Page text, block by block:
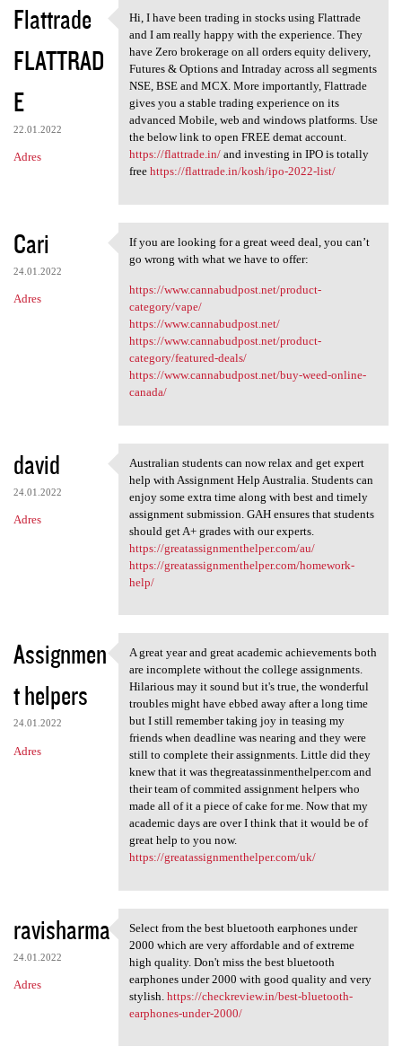
Flattrade
FLATTRAD
E
22.01.2022
Adres
Hi, I have been trading in
Hi, I have been trading in stocks using Flattrade
and I am really happy with the experience. They
have Zero brokerage on all orders equity delivery,
Futures & Options and Intraday across all segments
NSE, BSE and MCX. More importantly, Flattrade
gives you a stable trading experience on its
advanced Mobile, web and windows platforms. Use
the below link to open FREE demat account.
https://flattrade.in/and investing in IPO is totally
free https://flattrade.in/kosh/ipo-2022-list/
Cari
24.01.2022
Adres
If you are looking for a
If you are looking for a great weed deal, you can’t
go wrong with what we have to offer:
https://www.cannabudpost.net/product-
category/vape/
https://www.cannabudpost.net/
https://www.cannabudpost.net/product-
category/featured-deals/
https://www.cannabudpost.net/buy-weed-online-
canada/
david
24.01.2022
Adres
Australian students can now
Australian students can now relax and get expert
help with Assignment Help Australia. Students can
enjoy some extra time along with best and timely
assignment submission. GAH ensures that students
should get A+ grades with our experts.
https://greatassignmenthelper.com/au/
https://greatassignmenthelper.com/homework-
help/
Assignmen
t helpers
24.01.2022
Adres
A great year and great
A great year and great academic achievements both
are incomplete without the college assignments.
Hilarious may it sound but it's true, the wonderful
troubles might have ebbed away after a long time
but I still remember taking joy in teasing my
friends when deadline was nearing and they were
still to complete their assignments. Little did they
knew that it was thegreatassinmenthelper.com and
their team of commited assignment helpers who
made all of it a piece of cake for me. Now that my
academic days are over I think that it would be of
great help to you now.
https://greatassignmenthelper.com/uk/
ravisharma
24.01.2022
Adres
Select from the best
Select from the best bluetooth earphones under
2000 which are very affordable and of extreme
high quality. Don't miss the best bluetooth
earphones under 2000 with good quality and very
stylish. https://checkreview.in/best-bluetooth-
earphones-under-2000/